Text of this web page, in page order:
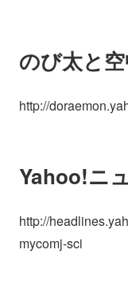
のび太と
http://
Yahoo!ニ
http://
mycomj-sci